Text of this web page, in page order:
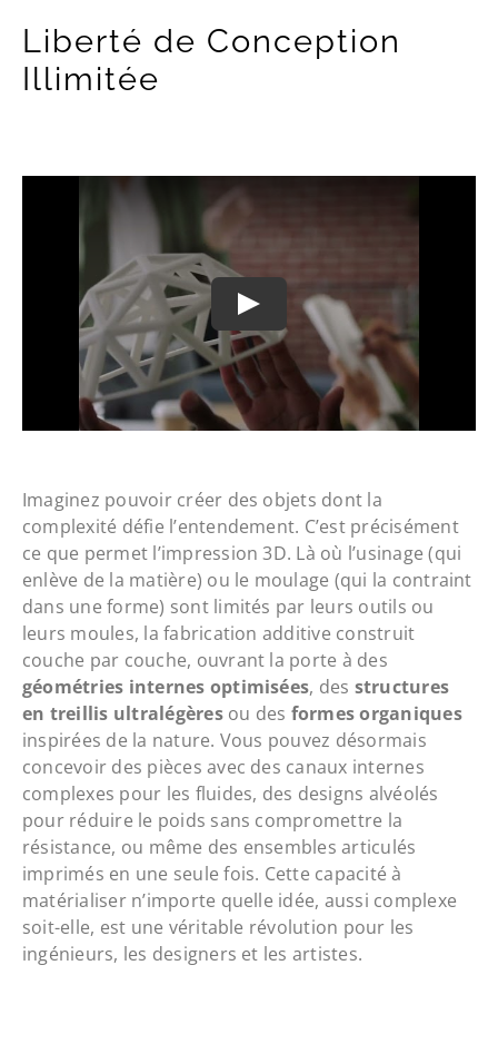
Liberté de Conception
Illimitée
Imaginez pouvoir créer des objets dont la
complexité défie l’entendement. C’est précisément
ce que permet l’impression 3D. Là où l’usinage (qui
enlève de la matière) ou le moulage (qui la contraint
dans une forme) sont limités par leurs outils ou
leurs moules, la fabrication additive construit
couche par couche, ouvrant la porte à des
géométries internes optimisées, des structures
en treillis ultralégèresou des formes organiques
inspirées de la nature. Vous pouvez désormais
concevoir des pièces avec des canaux internes
complexes pour les fluides, des designs alvéolés
pour réduire le poids sans compromettre la
résistance, ou même des ensembles articulés
imprimés en une seule fois. Cette capacité à
matérialiser n’importe quelle idée, aussi complexe
soit-elle, est une véritable révolution pour les
ingénieurs, les designers et les artistes.